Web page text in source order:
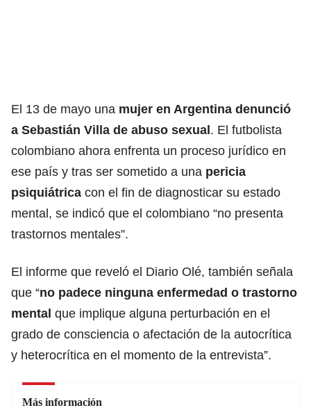
El 13 de mayo una mujer en Argentina denunció
a Sebastián Villa de abuso sexual. El futbolista
colombiano ahora enfrenta un proceso jurídico en
ese país y tras ser sometido a una pericia
psiquiátrica con el fin de diagnosticar su estado
mental, se indicó que el colombiano “no presenta
trastornos mentales”.
El informe que reveló el Diario Olé, también señala
que “no padece ninguna enfermedad o trastorno
mental que implique alguna perturbación en el
grado de consciencia o afectación de la autocrítica
y heterocrítica en el momento de la entrevista”.
Más información